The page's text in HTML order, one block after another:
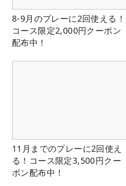
8-9月のプレーに2回使える！
コース限定2,000円クーポン
配布中！
11月までのプレーに2回使え
る！コース限定3,500円クー
ポン配布中！